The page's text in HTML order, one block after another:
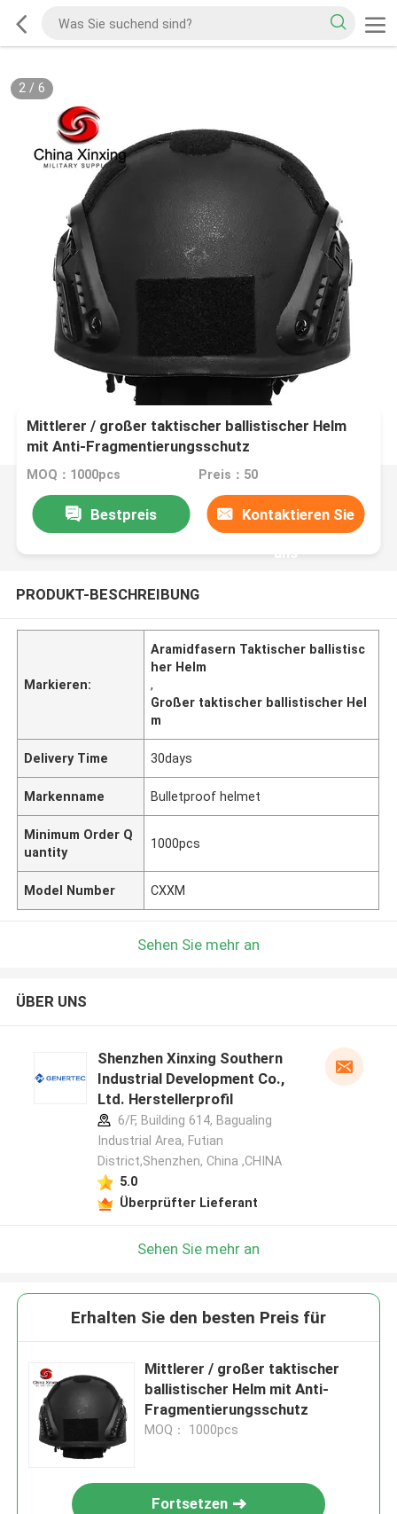
2/ 6
Mittlerer / großer taktischer ballistischer Helm
mit Anti-Fragmentierungsschutz
MOQ：1000pcs Preis：50
Bestpreis Kontaktieren Sie
uns
PRODUKT-BESCHREIBUNG
Markieren:
Aramidfasern Taktischer ballistisc
her Helm
,
Großer taktischer ballistischer Hel
m
Delivery Time 30days
Markenname Bulletproof helmet
Minimum Order Q
uantity
1000pcs
Model Number CXXM
Sehen Sie mehr an
ÜBER UNS
Shenzhen Xinxing Southern
Industrial Development Co.,
Ltd. Herstellerprofil
6/F, Building 614, Bagualing
Industrial Area, Futian
District,Shenzhen, China ,CHINA
5.0
Überprüfter Lieferant
Sehen Sie mehr an
Erhalten Sie den besten Preis für
Mittlerer / großer taktischer
ballistischer Helm mit Anti-
Fragmentierungsschutz
MOQ： 1000pcs
Fortsetzen